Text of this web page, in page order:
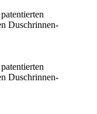
Duschrinnen-
Duschrinnen-